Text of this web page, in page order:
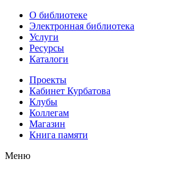
О библиотеке
Электронная библиотека
Услуги
Ресурсы
Каталоги
Проекты
Кабинет Курбатова
Клубы
Коллегам
Магазин
Книга памяти
Меню